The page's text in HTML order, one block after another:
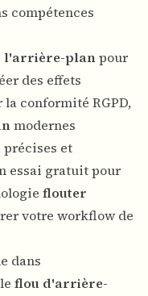
compétences
l'arrière-planpour
des effets
conformité RGPD,
modernes
et
essai gratuit pour
flouter
votre workflow de
dans
flou d'arrière-